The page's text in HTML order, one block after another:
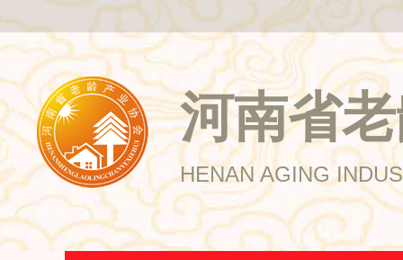
河南省
HENAN AGING